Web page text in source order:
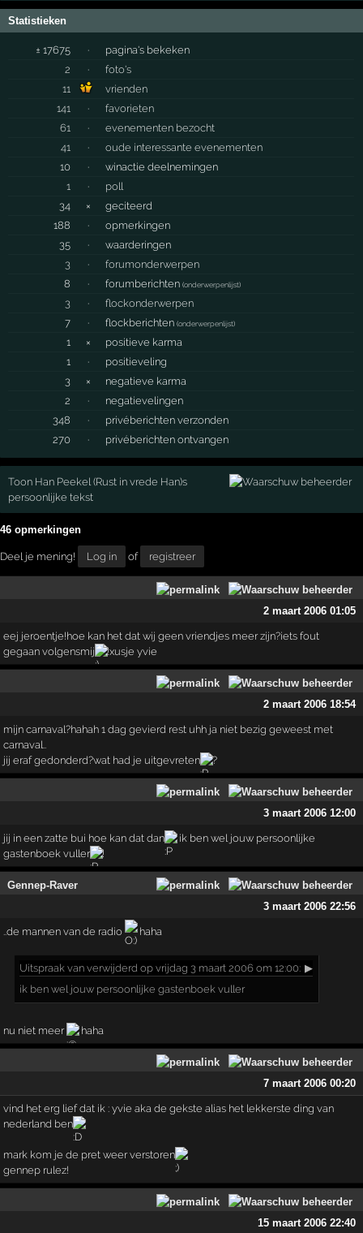
Statistieken
± 17675 ·
pagina's bekeken
2
·
foto's
11
vrienden
141
·
favorieten
61
·
evenementen bezocht
41
·
oude interessante evenementen
10
·
winactie deelnemingen
1
·
poll
34
×
geciteerd
188
·
opmerkingen
35
·
waarderingen
3
·
forumonderwerpen
8
· forumberichten(onderwerpenlijst)
3 ·
flockonderwerpen
7
· flockberichten(onderwerpenlijst)
1 ×
positieve karma
1
·
positieveling
3
×
negatieve karma
2
·
negatievelingen
348
·
privéberichten verzonden
270
· privéberichten ontvangen
Toon Han Peekel (Rust in vrede Han)s
persoonlijke tekst
46 opmerkingen
Deel je mening! Log in of registreer
2 maart 2006 01:05
eej jeroentje!hoe kan het dat wij geen vriendjes meer zijn?iets fout
gegaan volgensmij
!xusje yvie
2 maart 2006 18:54
mijn carnaval?hahah 1 dag gevierd rest uhh ja niet bezig geweest met
carnaval..
jij eraf gedonderd?wat had je uitgevreten
?
3 maart 2006 12:00
jij in een zatte bui hoe kan dat dan
ik ben wel jouw persoonlijke
gastenboek vuller
!
Gennep-Raver
3 maart 2006 22:56
..de mannen van de radio haha
Uitspraak van verwijderd op vrijdag 3 maart 2006 om 12:00: ▶
ik ben wel jouw persoonlijke gastenboek vuller
nu niet meer haha
7 maart 2006 00:20
vind het erg lief dat ik : yvie aka de gekste alias het lekkerste ding van
nederland ben
mark kom je de pret weer verstoren
gennep rulez!
15 maart 2006 22:40